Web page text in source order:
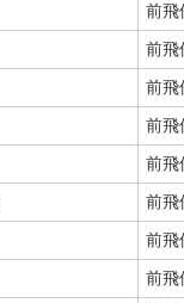
前飛
前飛
前飛
前飛
前飛
前飛
前飛
前飛